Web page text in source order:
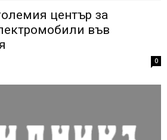
център за
във
0